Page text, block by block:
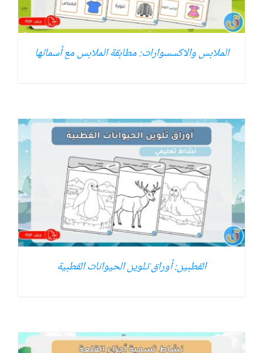
الملابس والاكسسوارات: مطابقة الملابس مع أسمائها
القطبين: أوراق تلوين الحيوانات القطبية